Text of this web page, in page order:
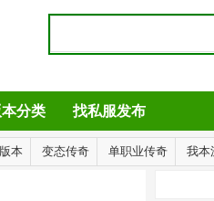
分类 找私服发布
本 变态传奇 单职业传奇 我本